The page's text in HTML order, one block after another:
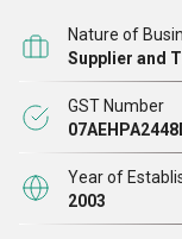
हमारे उत्पाद
टूल ट्रॉली, टॉर्क
एक विस्तृत श्रृंखला
प्रत्येक उत्पाद उच्च
के लिए प्रसिद्ध
की गहरी समझ के
Nature of
Supplier and
GST Number
Year of
2003